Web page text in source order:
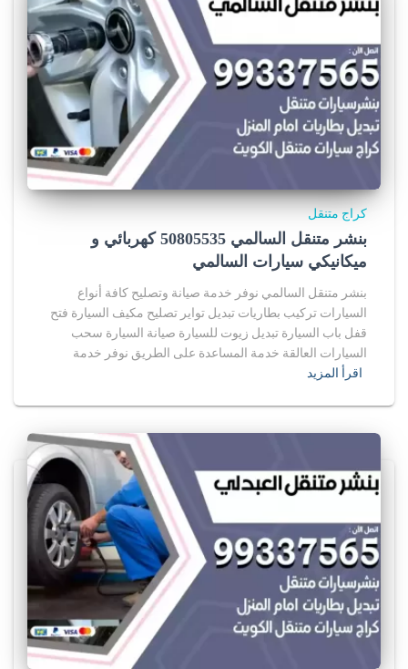
كراج متنقل
بنشر متنقل السالمي 50805535‬ كهربائي و
ميكانيكي سيارات السالمي
بنشر متنقل السالمي نوفر خدمة صيانة وتصليح كافة أنواع
السيارات تركيب بطاريات تبديل تواير تصليح مكيف السيارة فتح
قفل باب السيارة تبديل زيوت للسيارة صيانة السيارة سحب
السيارات العالقة خدمة المساعدة على الطريق نوفر خدمة
اقرأ المزيد